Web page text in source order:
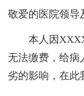
敬爱的医院领导
本人因XXXX
无法缴费，给病
劣的影响，在此